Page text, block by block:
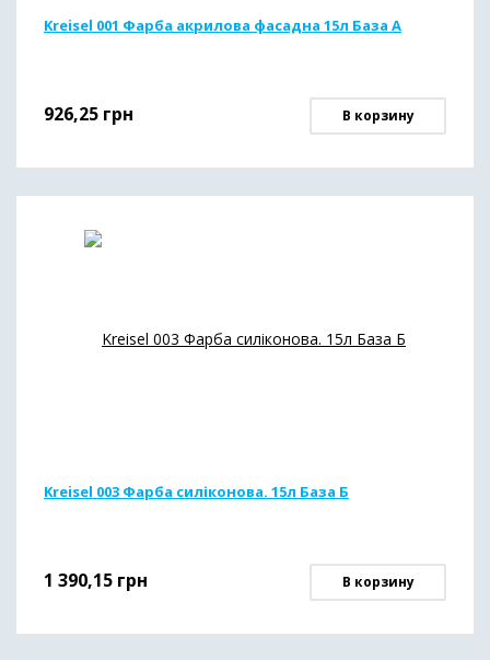
Kreisel 001 Фарба акрилова фасадна 15л База А
926,25 грн В корзину
Kreisel 003 Фарба силіконова. 15л База Б
1 390,15 грн В корзину